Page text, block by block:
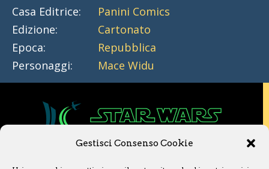
Gestisci Consenso Cookie
Casa Editrice:
Panini Comics
Edizione:
Cartonato
Epoca:
Repubblica
Personaggi:
Mace Widu